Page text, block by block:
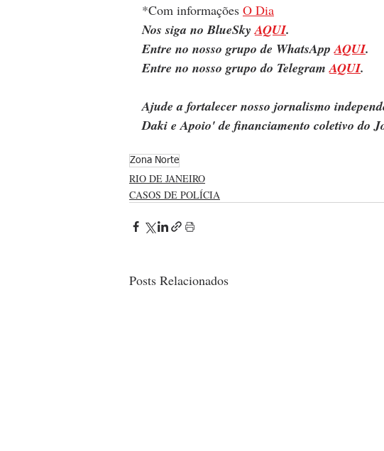
*Com informações O Dia
Nos siga no BlueSky AQUI.
Entre no nosso grupo de WhatsApp AQUI.
Entre no nosso grupo do Telegram AQUI.
Ajude a fortalecer nosso jornalismo
Daki e Apoio' de financiamento coletivo do
Zona Norte
RIO DE JANEIRO
CASOS DE POLÍCIA
Posts Relacionados